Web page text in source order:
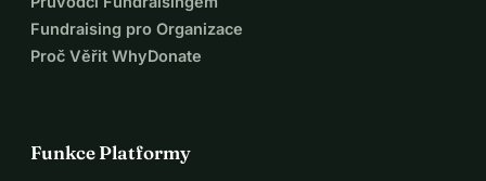
obrovská pomoc!
Děkuji, že pomáháš zajistit, aby i maďarský hlas byl slyšet
v Galway a společně přeneseme zkušenosti domů.
Fundraising pro Organizace
Proč Věřit WhyDonate
Funkce Platformy